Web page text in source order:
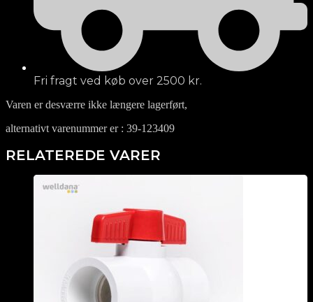
Fri fragt ved køb over 2500 kr.
Varen er desværre ikke længere lagerført,
alternativt varenummer er : 39-123409
RELATEREDE VARER